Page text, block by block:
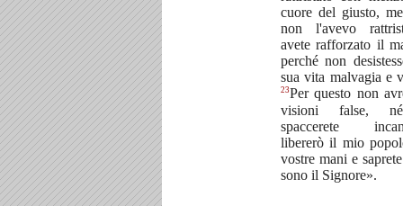
cuore del giusto,
non l'avevo
avete rafforzato il
perché non
sua vita malvagia e
23Per questo non
visioni false,
spaccerete
libererò il mio
vostre mani e
sono il Signore».